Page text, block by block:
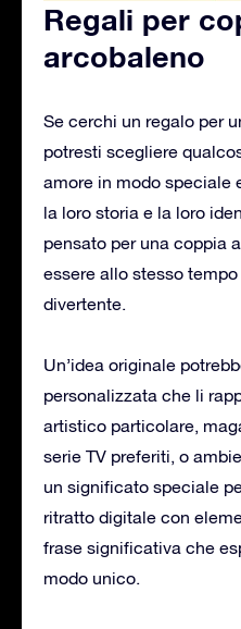
Regali per
arcobaleno
Se cerchi un regalo per
potresti scegliere
amore in modo speciale
la loro storia e la loro
pensato per una coppia
essere allo stesso
divertente.
Un’idea originale
personalizzata che li
artistico particolare,
serie TV preferiti, o
un significato speciale
ritratto digitale con
frase significativa che
modo unico.